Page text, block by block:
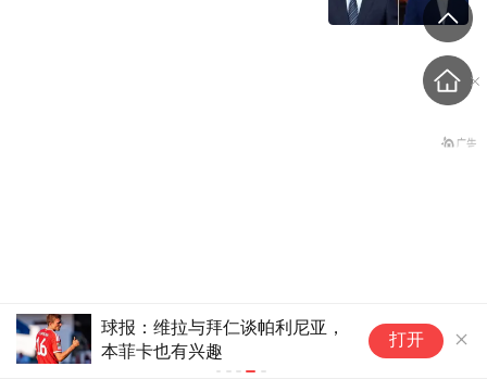
球报：维拉与拜仁谈帕利尼亚，
本菲卡也有兴趣
打开
“青海和兰州在抢一碗面？”
青海媒体：这种说法，格局